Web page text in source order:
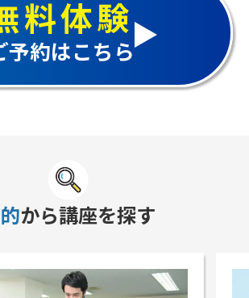
料体験
予約はこちら
から講座を探す